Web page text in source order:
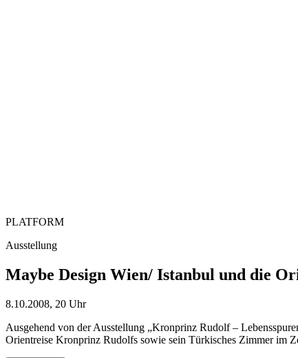
PLATFORM
Ausstellung
Maybe Design Wien/ Istanbul und die
8.10.2008, 20 Uhr
Ausgehend von der Ausstellung „Kronprinz Rudolf –
Orientreise Kronprinz Rudolfs sowie sein Türkisches Zimmer im